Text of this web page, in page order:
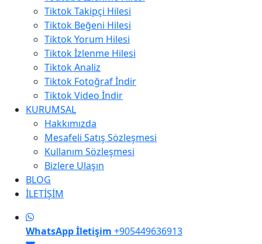
Tiktok Takipçi Hilesi
Tiktok Beğeni Hilesi
Tiktok Yorum Hilesi
Tiktok İzlenme Hilesi
Tiktok Analiz
Tiktok Fotoğraf İndir
Tiktok Video İndir
KURUMSAL
Hakkımızda
Mesafeli Satış Sözleşmesi
Kullanım Sözleşmesi
Bizlere Ulaşın
BLOG
İLETİŞİM
WhatsApp İletişim +905449636913